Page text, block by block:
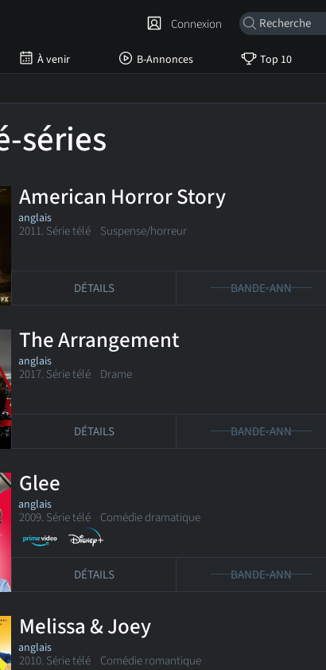
À venir B-Annonces Top 10
Connexion
séries
American Horror Story
anglais
2011. Série télé Suspense/horreur
DÉTAILS BANDE-ANN
The Arrangement
anglais
2017. Série télé Drame
DÉTAILS BANDE-ANN
Glee
anglais
2009. Série télé Comédie dramatique
DÉTAILS BANDE-ANN
Melissa & Joey
anglais
2010. Série télé Comédie romantique